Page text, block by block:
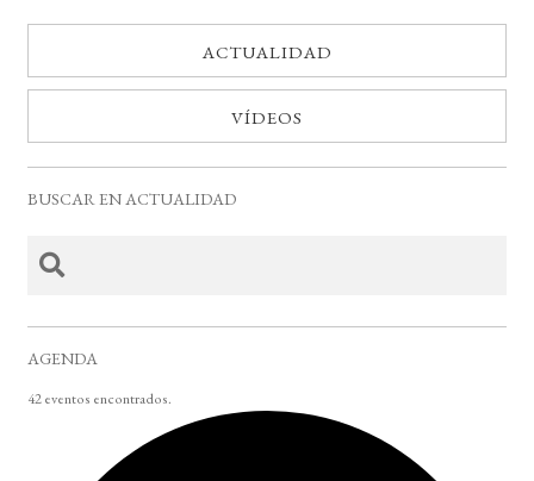
ACTUALIDAD
VÍDEOS
BUSCAR EN ACTUALIDAD
AGENDA
42 eventos encontrados.